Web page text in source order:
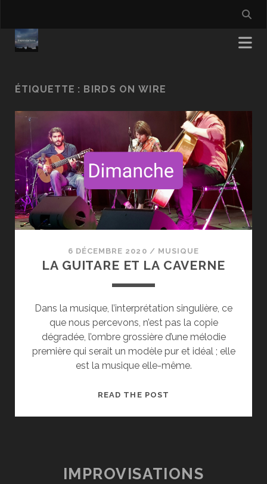
ÉTIQUETTE : BIRDS ON WIRE
6 DÉCEMBRE 2020 / MUSIQUE
LA GUITARE ET LA CAVERNE
Dans la musique, l’interprétation singulière, ce
que nous percevons, n’est pas la copie
dégradée, l’ombre grossière d’une mélodie
première qui serait un modèle pur et idéal ; elle
est la musique elle-même.
READ THE POST
IMPROVISATIONS